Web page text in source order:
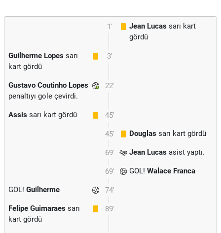
1' Jean Lucas sarı kart
gördü
3'
Guilherme Lopes sarı
kart gördü
22'
Gustavo Coutinho Lopes
penaltıyı gole çevirdi.
45'
Assis sarı kart gördü
45' Douglas sarı kart gördü
69' Jean Lucas asist yaptı.
69' GOL! Walace Franca
74'
GOL! Guilherme
89'
Felipe Guimaraes sarı
kart gördü